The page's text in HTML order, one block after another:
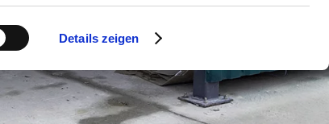
Daten
Details zeigen